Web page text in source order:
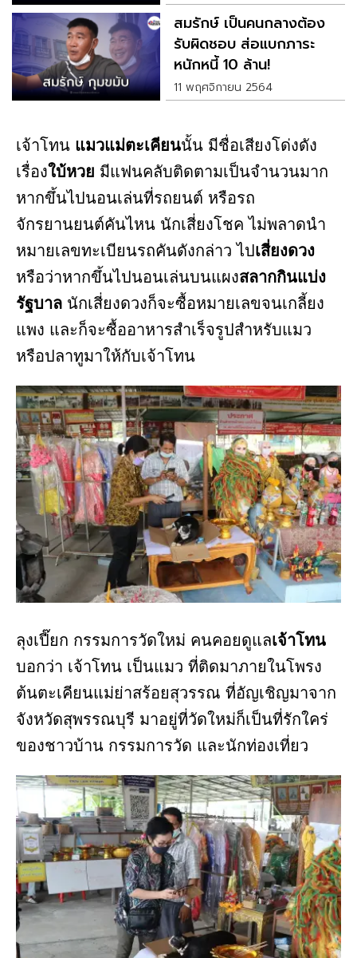
สมรักษ์ เป็นคนกลางต้อง
รับผิดชอบ ส่อแบกภาระ
หนักหนี้ 10 ล้าน!
11 พฤศจิกายน 2564
เจ้าโทน แมวแม่ตะเคียนนั้น มีชื่อเสียงโด่งดัง
เรื่องใบ้หวย มีแฟนคลับติดตามเป็นจำนวนมาก
หากขึ้นไปนอนเล่นที่รถยนต์ หรือรถ
จักรยานยนต์คันไหน นักเสี่ยงโชค ไม่พลาดนำ
หมายเลขทะเบียนรถคันดังกล่าว ไปเสี่ยงดวง
หรือว่าหากขึ้นไปนอนเล่นบนแผงสลากกินแบ่ง
รัฐบาล นักเสี่ยงดวงก็จะซื้อหมายเลขจนเกลี้ยง
แพง และก็จะซื้ออาหารสำเร็จรูปสำหรับแมว
หรือปลาทูมาให้กับเจ้าโทน
ลุงเปี๊ยก กรรมการวัดใหม่ คนคอยดูแลเจ้าโทน
บอกว่า เจ้าโทน เป็นแมว ที่ติดมาภายในโพรง
ต้นตะเคียนแม่ย่าสร้อยสุวรรณ ที่อัญเชิญมาจาก
จังหวัดสุพรรณบุรี มาอยู่ที่วัดใหม่ก็เป็นที่รักใคร่
ของชาวบ้าน กรรมการวัด และนักท่องเที่ยว